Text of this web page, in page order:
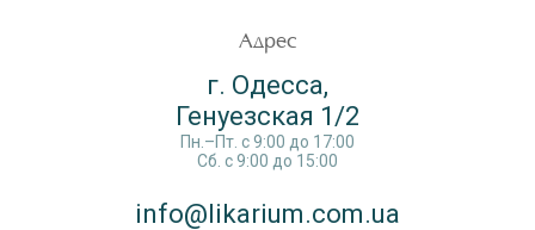
Адрес
г. Одесса,
Генуезская 1/2
Пн.–Пт. c 9:00 до 17:00
Сб. c 9:00 до 15:00
info@likarium.com.ua